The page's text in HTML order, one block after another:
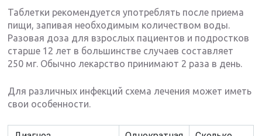
Таблетки рекомендуется употреблять после приема
пищи, запивая необходимым количеством воды.
Разовая доза для взрослых пациентов и подростков
старше 12 лет в большинстве случаев составляет
250 мг. Обычно лекарство принимают 2 раза в день.
Для различных инфекций схема лечения может иметь
свои особенности.